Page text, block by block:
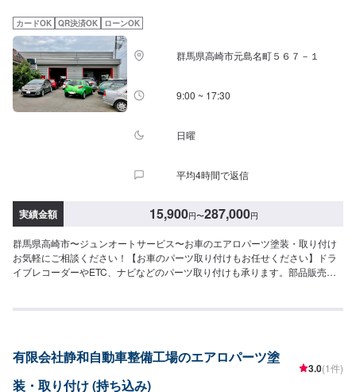
みについて〉パーツ持ち込み可能です！オファー送信の際に、持ち込みパー
ツの詳細をご入力ください。〈代車について〉無料の代車ご用意しておりま
す！愛車の作業中は代車をご利用ください！※代車の燃料代はお客様にご負担
いただいております。【定休日・営業時間】定休日：不定休営業時間：
9:00~18:00
カードOK QR決済OK ローンOK
群馬県高崎市元島名町５６７－１
9:00 ~ 17:30
日曜
平均4時間で返信
実績金額 15,900円〜287,000円
群馬県高崎市〜ジュンオートサービス〜お車のエアロパーツ塗装・取り付け
お気軽にご相談ください！【お車のパーツ取り付けもお任せください】ドラ
イブレコーダーやETC、ナビなどのパーツ取り付けも承ります。部品販売が
【当社の特徴】✅車種に応じた対応！✅お客様のご要望に応じた提案！✅輸入
の注意、受付方法-----入庫の際はお気をつけてお越しください。駐車スペース
は事務所前の空いているスペースに駐車してください。受付はスタッフへ
「メンテモで予約しました」とお伝えください。ご案内いたします。【定休
有限会社静和自動車整備工場のエアロパーツ塗
装・取り付け (持ち込み)
3.0(1件)